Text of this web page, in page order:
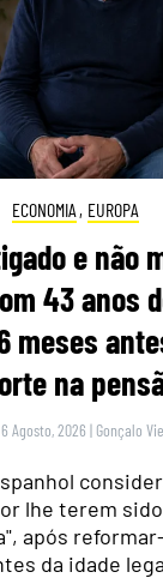
ECONOMIA , EUROPA
e não
43 anos
meses
na
Agosto, 2026 | Gonçalo
lhe terem
após
da idade